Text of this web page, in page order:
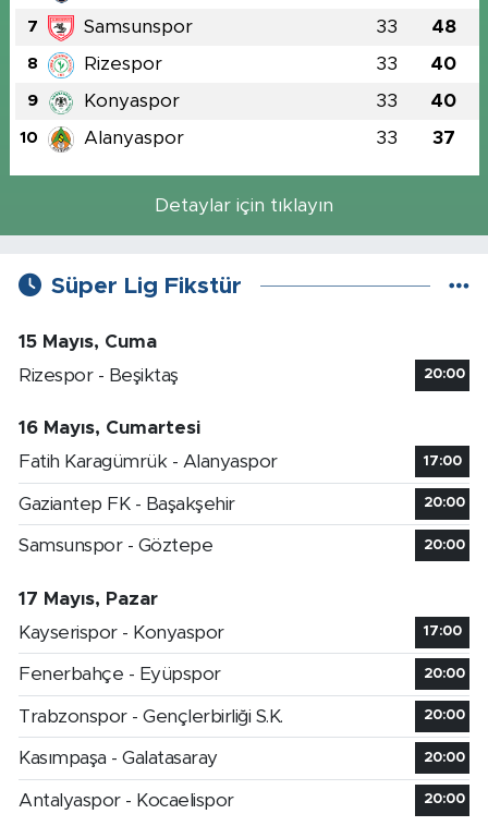
7 Samsunspor 33 48
8 Rizespor 33 40
9 Konyaspor 33 40
10 Alanyaspor 33 37
Detaylar için tıklayın
Süper Lig Fikstür
15 Mayıs, Cuma
Rizespor - Beşiktaş
20:00
16 Mayıs, Cumartesi
Fatih Karagümrük - Alanyaspor
17:00
Gaziantep FK - Başakşehir 20:00
Samsunspor - Göztepe 20:00
17 Mayıs, Pazar
Kayserispor - Konyaspor
17:00
Fenerbahçe - Eyüpspor 20:00
Trabzonspor - Gençlerbirliği S.K. 20:00
Kasımpaşa - Galatasaray 20:00
Antalyaspor - Kocaelispor 20:00